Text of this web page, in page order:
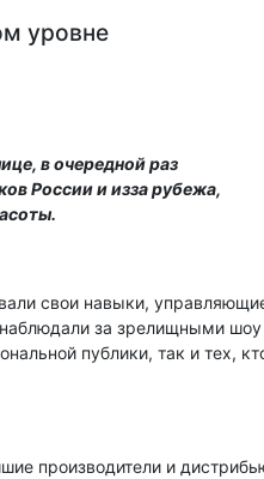
уровне
в очередной раз
России и из­за рубежа,
свои навыки,
за зрелищными
публики, так и тех,
производители и